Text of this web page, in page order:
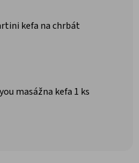
kefa na chrbát
masážna kefa 1 ks